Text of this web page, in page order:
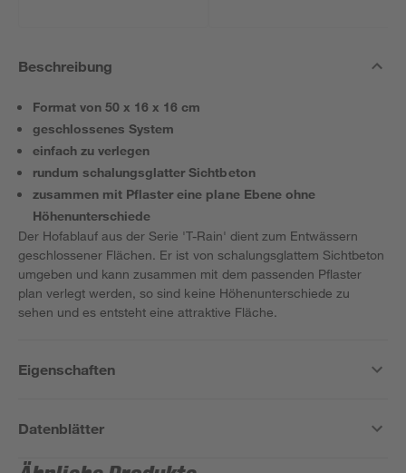
Beschreibung
Format von 50 x 16 x 16 cm
geschlossenes System
einfach zu verlegen
rundum schalungsglatter Sichtbeton
zusammen mit Pflaster eine plane Ebene ohne
Höhenunterschiede
Der Hofablauf aus der Serie 'T-Rain' dient zum Entwässern
geschlossener Flächen. Er ist von schalungsglattem Sichtbeton
umgeben und kann zusammen mit dem passenden Pflaster
plan verlegt werden, so sind keine Höhenunterschiede zu
sehen und es entsteht eine attraktive Fläche.
Eigenschaften
Datenblätter